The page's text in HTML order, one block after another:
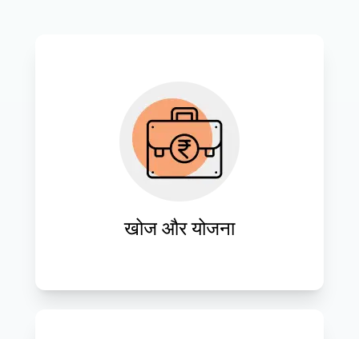
खोज और योजना
ग्राहकों की ज़रूरतों का गहन विश्लेषण करें और
व्यावसायिक विकास को गति देने वाले अनुकूलित
वेबसाइट समाधान सुनिश्चित करने के लिए